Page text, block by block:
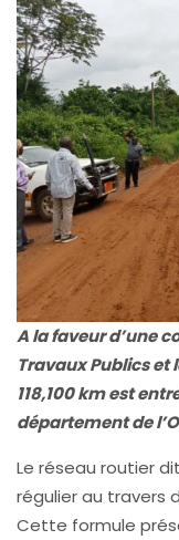
A la faveur d’une
Travaux Publics et
118,100 km est
département de
Le réseau routier
régulier au travers
Cette formule